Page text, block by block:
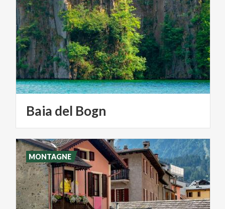
Baia del Bogn
MONTAGNE